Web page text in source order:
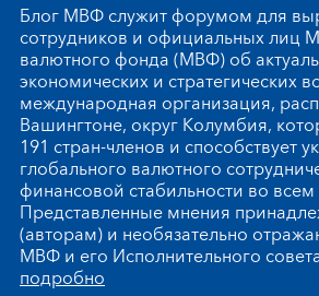
Блог МВФ служит форумом для
сотрудников и официальных лиц
валютного фонда (МВФ) об
экономических и стратегических
международная организация,
Вашингтоне, округ Колумбия,
191 стран-членов и способствует
глобального валютного
финансовой стабильности во
Представленные мнения
(авторам) и необязательно
МВФ и его Исполнительного
подробно